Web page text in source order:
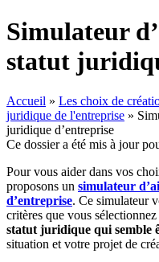
Simulateur
statut
Accueil » Les choix de
juridique de l'entreprise »
juridique d’entreprise
Ce dossier a été mis à jour
Pour vous aider dans vos
proposons un simulateur
d’entreprise. Ce simulateur
critères que vous
statut juridique qui semble
situation et votre projet de